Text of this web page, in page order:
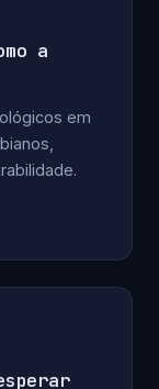
a
em